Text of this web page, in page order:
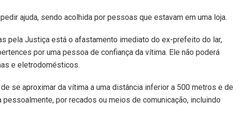
ajuda, sendo acolhida por pessoas que estavam em uma loja.
pela Justiça está o afastamento imediato do ex-prefeito do lar,
por uma pessoa de confiança da vítima. Ele não poderá
e eletrodomésticos.
se aproximar da vítima a uma distância inferior a 500 metros e de
por recados ou meios de comunicação, incluindo